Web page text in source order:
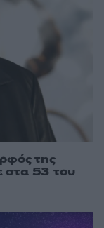
της
στα 53 του